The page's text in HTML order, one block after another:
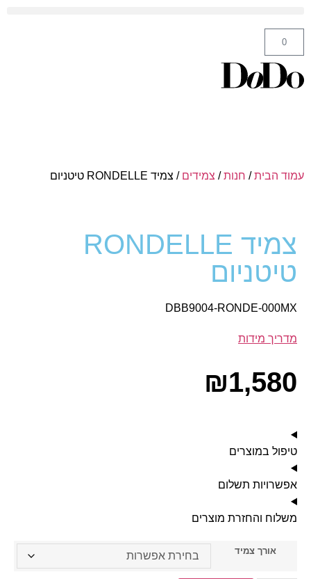
0
עמוד הבית/ חנות/ צמידים / צמיד RONDELLE טיטניום
צמיד RONDELLE
טיטניום
DBB9004-RONDE-000MX
מדריך מידות
₪1,580
טיפול במוצרים
אפשרויות תשלום
משלוח והחזרת מוצרים
אורך צמיד